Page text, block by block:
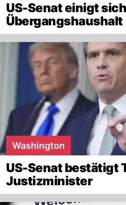
US-Senat einigt
Übergangshaushalt
Washington
US-Senat bestätigt
Justizminister